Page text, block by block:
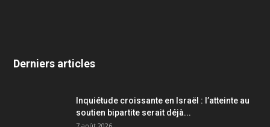
Derniers articles
Inquiétude croissante en Israël : l’atteinte au
soutien bipartite serait déjà...